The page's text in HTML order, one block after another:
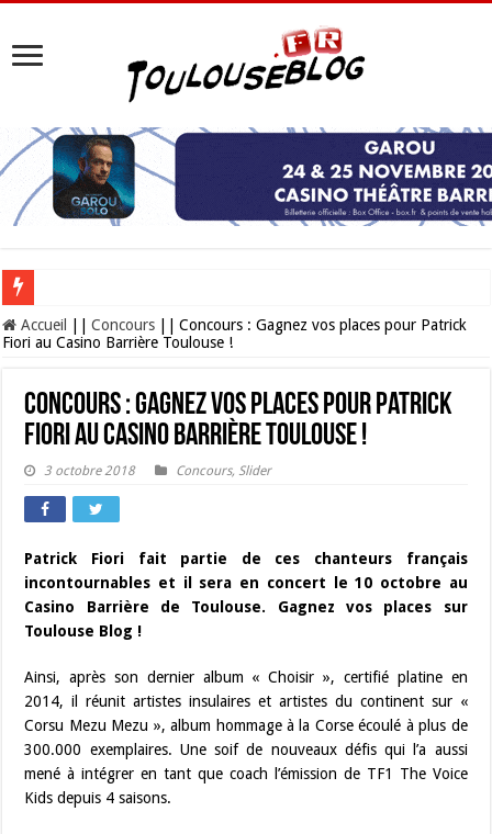
Les Nocturnes de la Cité de l’espace 2026 : l’événement incontournable de
Accueil Concours
Concours : Gagnez vos places pour Patrick
Fiori au Casino Barrière Toulouse !
Concours : Gagnez vos places pour Patrick
Fiori au Casino Barrière Toulouse !
3 octobre 2018 Concours, Slider
Patrick Fiori fait partie de ces chanteurs français
incontournables et il sera en concert le 10 octobre au
Casino Barrière de Toulouse. Gagnez vos places sur
Toulouse Blog !
Ainsi, après son dernier album « Choisir », certifié platine en
2014, il réunit artistes insulaires et artistes du continent sur «
Corsu Mezu Mezu », album hommage à la Corse écoulé à plus de
300.000 exemplaires. Une soif de nouveaux défis qui l’a aussi
mené à intégrer en tant que coach l’émission de TF1 The Voice
Kids depuis 4 saisons.